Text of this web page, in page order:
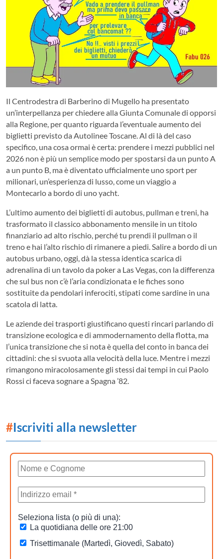
Il Centrodestra di Barberino di Mugello ha presentato
un’interpellanza per chiedere alla Giunta Comunale di opporsi
alla Regione, per quanto riguarda l’eventuale aumento dei
biglietti previsto da Autolinee Toscane. Al di là del caso
specifico, una cosa ormai è certa: prendere i mezzi pubblici nel
2026 non è più un semplice modo per spostarsi da un punto A
a un punto B, ma è diventato ufficialmente uno sport per
milionari, un’esperienza di lusso, come un viaggio a
Montecarlo a bordo di uno yacht.
L’ultimo aumento dei biglietti di autobus, pullman e treni, ha
trasformato il classico abbonamento mensile in un titolo
finanziario ad alto rischio, perché tu prendi il pullman o il
treno e hai l’alto rischio di rimanere a piedi. Salire a bordo di un
autobus urbano, oggi, dà la stessa identica scarica di
adrenalina di un tavolo da poker a Las Vegas, con la differenza
che sul bus non c’è l’aria condizionata e le fiches sono
sostituite da pendolari inferociti, stipati come sardine in una
scatola di latta.
Le aziende dei trasporti giustificano questi rincari parlando di
transizione ecologica e di ammodernamento della flotta, ma
l’unica transizione che si nota è quella del conto in banca dei
cittadini: che si svuota alla velocità della luce. Mentre i mezzi
rimangono miracolosamente gli stessi dai tempi in cui Paolo
Rossi ci faceva sognare a Spagna ’82.
#Iscriviti alla newsletter